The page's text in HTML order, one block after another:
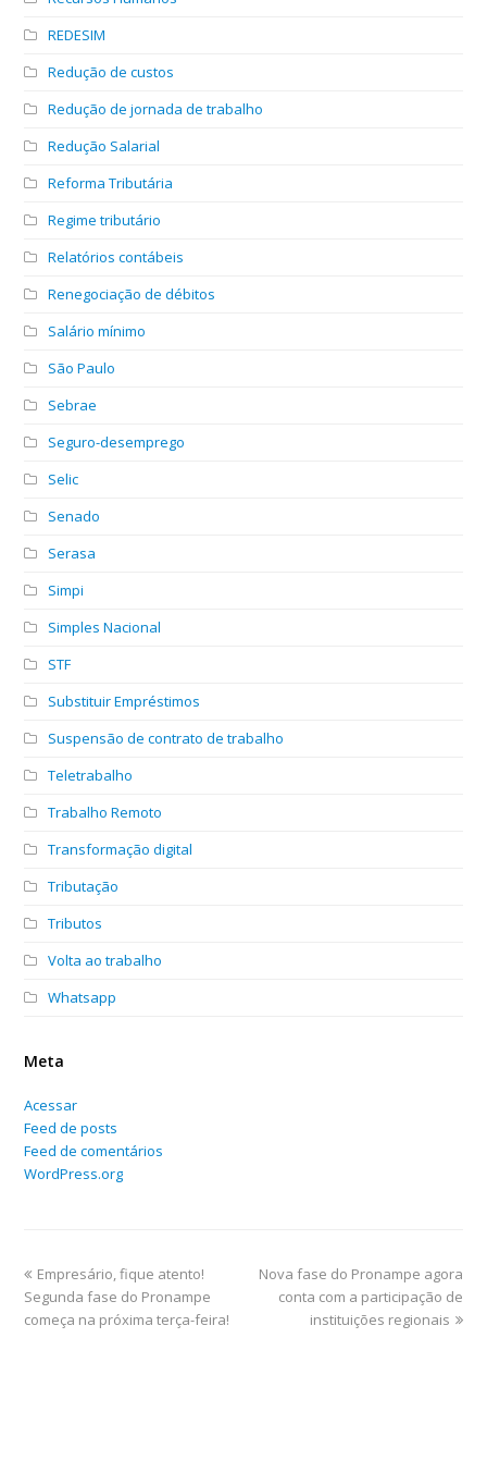
REDESIM
Redução de custos
Redução de jornada de trabalho
Redução Salarial
Reforma Tributária
Regime tributário
Relatórios contábeis
Renegociação de débitos
Salário mínimo
São Paulo
Sebrae
Seguro-desemprego
Selic
Senado
Serasa
Simpi
Simples Nacional
STF
Substituir Empréstimos
Suspensão de contrato de trabalho
Teletrabalho
Trabalho Remoto
Transformação digital
Tributação
Tributos
Volta ao trabalho
Whatsapp
Meta
Acessar
Feed de posts
Feed de comentários
WordPress.org
Empresário, fique atento!
Segunda fase do Pronampe
começa na próxima terça-feira!
Nova fase do Pronampe agora
conta com a participação de
instituições regionais